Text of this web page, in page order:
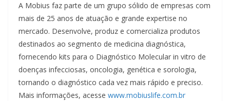
A Mobius faz parte de um grupo sólido de empresas com
mais de 25 anos de atuação e grande expertise no
mercado. Desenvolve, produz e comercializa produtos
destinados ao segmento de medicina diagnóstica,
fornecendo kits para o Diagnóstico Molecular in vitro de
doenças infecciosas, oncologia, genética e sorologia,
tornando o diagnóstico cada vez mais rápido e preciso.
Mais informações, acesse www.mobiuslife.com.br